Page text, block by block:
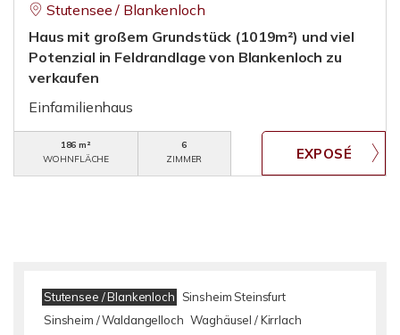
Stutensee / Blankenloch
Haus mit großem Grundstück (1019m²) und viel
Potenzial in Feldrandlage von Blankenloch zu
verkaufen
Einfamilienhaus
186 m²
WOHNFLÄCHE
6
ZIMMER
Stutensee / Blankenloch
Sinsheim Steinsfurt
Sinsheim / Waldangelloch Waghäusel / Kirrlach